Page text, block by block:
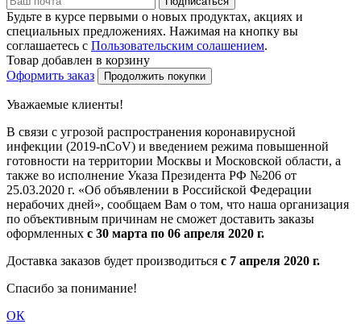
Будьте в курсе первыми о новых продуктах, акциях и
специальных предложениях. Нажимая на кнопку вы
соглашаетесь с Пользовательским солашением.
Товар добавлен в корзину
Оформить заказ
Продолжить покупки
Уважаемые клиенты!
В связи с угрозой распространения коронавирусной
инфекции (2019-nCoV) и введением режима повышенной
готовности на территории Москвы и Московской области, а
также во исполнение Указа Президента РФ №206 от
25.03.2020 г. «Об объявлении в Российской Федерации
нерабочих дней», сообщаем Вам о том, что наша организация
по объективным причинам не сможет доставить заказы
оформленных с 30 марта по 06 апреля 2020 г.
Доставка заказов будет производиться с 7 апреля 2020 г.
Спасибо за понимание!
ОК